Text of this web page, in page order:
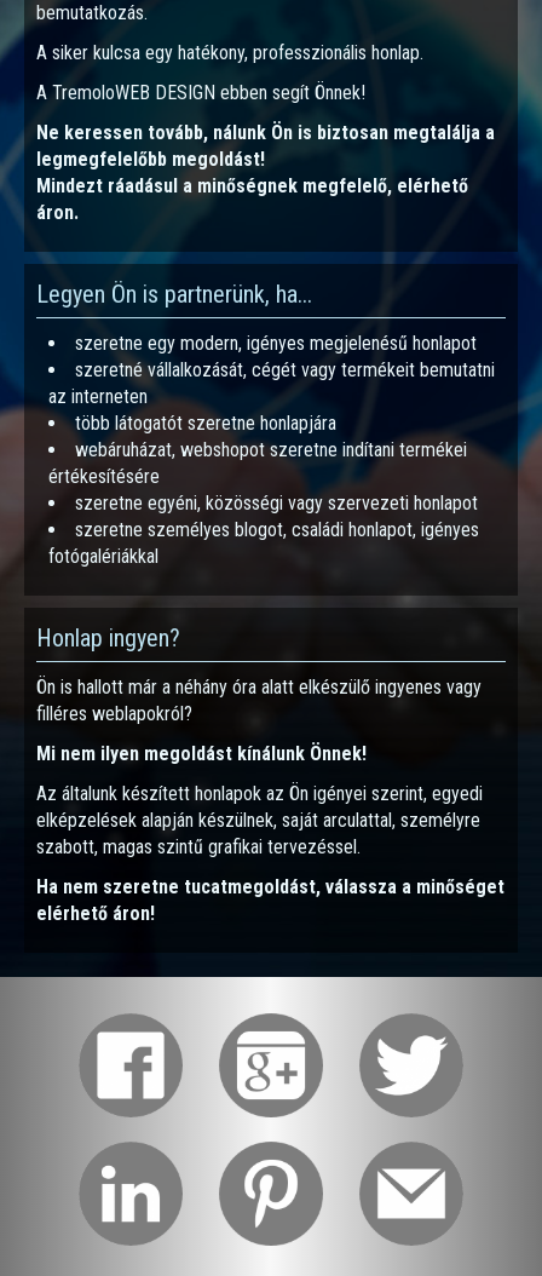
bemutatkozás.
A siker kulcsa egy hatékony, professzionális honlap.
A TremoloWEB DESIGN ebben segít Önnek!
Ne keressen tovább, nálunk Ön is biztosan megtalálja a
legmegfelelőbb megoldást!
Mindezt ráadásul a minőségnek megfelelő, elérhető
áron.
Legyen Ön is partnerünk, ha...
szeretne egy modern, igényes megjelenésű honlapot
szeretné vállalkozását, cégét vagy termékeit bemutatni
az interneten
több látogatót szeretne honlapjára
webáruházat, webshopot szeretne indítani termékei
értékesítésére
szeretne egyéni, közösségi vagy szervezeti honlapot
szeretne személyes blogot, családi honlapot, igényes
fotógalériákkal
Honlap ingyen?
Ön is hallott már a néhány óra alatt elkészülő ingyenes vagy
filléres weblapokról?
Mi nem ilyen megoldást kínálunk Önnek!
Az általunk készített honlapok az Ön igényei szerint, egyedi
elképzelések alapján készülnek, saját arculattal, személyre
szabott, magas szintű grafikai tervezéssel.
Ha nem szeretne tucatmegoldást, válassza a minőséget
elérhető áron!